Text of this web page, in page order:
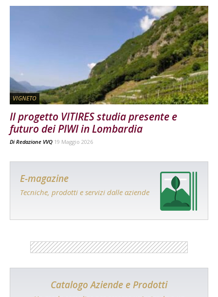
VIGNETO
Il progetto VITIRES studia presente e
futuro dei PIWI in Lombardia
Di Redazione VVQ 19 Maggio 2026
E-magazine
Tecniche, prodotti e servizi dalle aziende
Catalogo Aziende e Prodotti